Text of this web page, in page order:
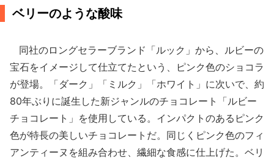
ベリーのような酸味
同社のロングセラーブランド「ルック」から、ルビーの
宝石をイメージして仕立てたという、ピンク色のショコラ
が登場。「ダーク」「ミルク」「ホワイト」に次いで、約
80年ぶりに誕生した新ジャンルのチョコレート「ルビー
チョコレート」を使用している。インパクトのあるピンク
色が特長の美しいチョコレートだ。同じくピンク色のフィ
アンティーヌを組み合わせ、繊細な食感に仕上げた。ベリ